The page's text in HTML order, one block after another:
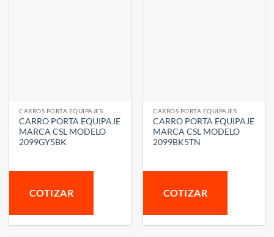
CARROS PORTA EQUIPAJES
CARRO PORTA EQUIPAJE
MARCA CSL MODELO
2099GY5BK
COTIZAR
CARROS PORTA EQUIPAJES
CARRO PORTA EQUIPAJE
MARCA CSL MODELO
2099BK5TN
COTIZAR